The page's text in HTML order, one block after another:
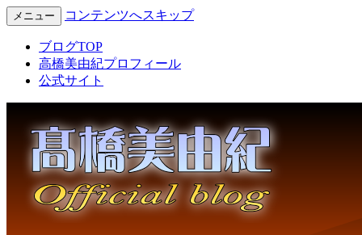
高橋美由紀オフィシャルブロ
グ
Miyuki Takahashi Official Blog
メニュー コンテンツへスキップ
ブログTOP
高橋美由紀プロフィール
公式サイト